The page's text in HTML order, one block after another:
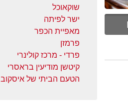
שוקאוכל
ישר לפיתה
מאפיית הכפר
פרמזן
פרדי - מרכז קולינרי
קיטשן מודיעין בראסרי
הטעם הביתי של איסקוב